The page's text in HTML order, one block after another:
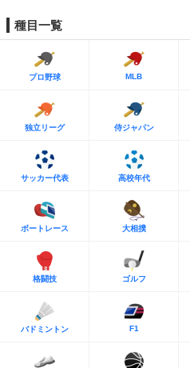
種目一覧
プロ野球 MLB
独立リーグ 侍ジャパン
サッカー代表 高校年代
ボートレース 大相撲
格闘技 ゴルフ
バドミントン F1